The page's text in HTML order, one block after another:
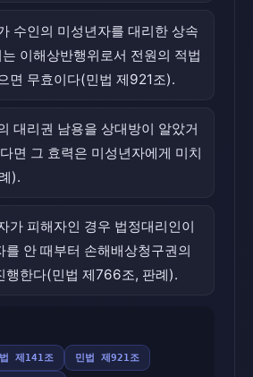
수인의 미성년자를 대리한 상속
이해상반행위로서 전원의 적법
면 무효이다(민법 제921조).
대리권 남용을 상대방이 알았거
면 그 효력은 미성년자에게 미치
).
가 피해자인 경우 법정대리인이
를 안 때부터 손해배상청구권의
행한다(민법 제766조, 판례).
제141조 민법 제921조